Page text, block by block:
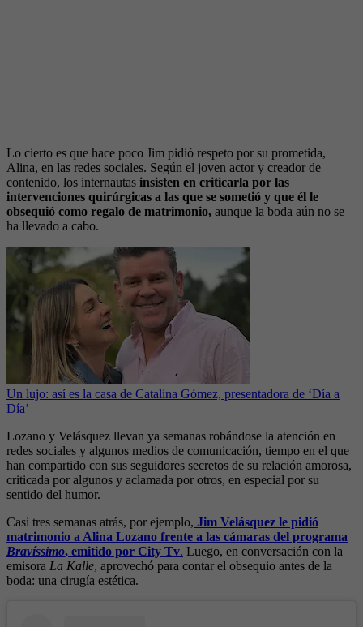
Lo cierto es que hace poco Jim pidió respeto por su prometida,
Alina, en las redes sociales. Según el joven actor y creador de
contenido, los internautas insisten en criticarla por las
intervenciones quirúrgicas a las que se sometió y que él le
obsequió como regalo de matrimonio, aunque la boda aún no se
ha llevado a cabo.
Un lujo: así es la casa de Catalina Gómez, presentadora de ‘Día a
Día’
Lozano y Velásquez llevan ya semanas robándose la atención en
redes sociales y algunos medios de comunicación, tiempo en el que
han compartido con sus seguidores secretos de su relación amorosa,
criticada por algunos y aclamada por otros, en especial por su
sentido del humor.
Casi tres semanas atrás, por ejemplo, Jim Velásquez le pidió
matrimonio a Alina Lozano frente a las cámaras del programa
Bravíssimo, emitido por City Tv. Luego, en conversación con la
emisora La Kalle, aprovechó para contar el obsequio antes de la
boda: una cirugía estética.